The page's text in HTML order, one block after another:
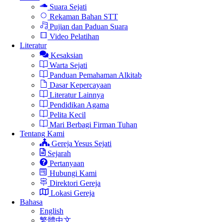
Suara Sejati
Rekaman Bahan STT
Pujian dan Paduan Suara
Video Pelatihan
Literatur
Kesaksian
Warta Sejati
Panduan Pemahaman Alkitab
Dasar Kepercayaan
Literatur Lainnya
Pendidikan Agama
Pelita Kecil
Mari Berbagi Firman Tuhan
Tentang Kami
Gereja Yesus Sejati
Sejarah
Pertanyaan
Hubungi Kami
Direktori Gereja
Lokasi Gereja
Bahasa
English